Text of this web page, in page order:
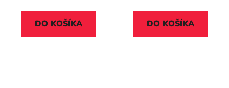
DO KOŠÍKA DO KOŠÍKA